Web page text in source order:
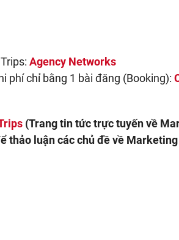
Agency Networks
phí chỉ bằng 1 bài đăng (Booking):
(Trang tin tức trực tuyến về
thảo luận các chủ đề về